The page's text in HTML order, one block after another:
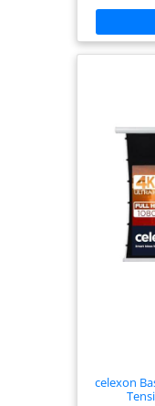
commande
système
surface
d'image
optimale
contraste
support
celexon